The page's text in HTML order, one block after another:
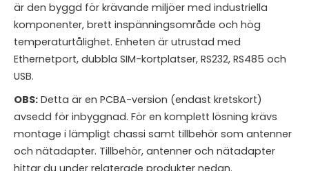
är den byggd för krävande miljöer med industriella
komponenter, brett inspänningsområde och hög
temperaturtålighet. Enheten är utrustad med
Ethernetport, dubbla SIM-kortplatser, RS232, RS485 och
USB.
OBS: Detta är en PCBA-version (endast kretskort)
avsedd för inbyggnad. För en komplett lösning krävs
montage i lämpligt chassi samt tillbehör som antenner
och nätadapter. Tillbehör, antenner och nätadapter
hittar du under relaterade produkter nedan.